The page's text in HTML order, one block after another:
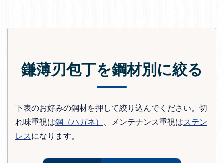
鎌薄刃包丁を鋼材別に絞る
下表のお好みの鋼材を押して絞り込んでください。切
れ味重視は鋼（ハガネ） 、メンテナンス重視はステン
レスになります。